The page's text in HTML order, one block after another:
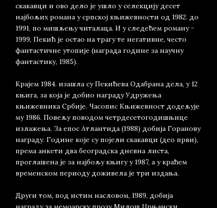
скакавци и ово дело је ушло у селекцију десет
најбољих романа у српској књижевности од 1982. до
1991, по мишљењу читалаца. И у следећем роману −
1999, Пекић је остао на трагу те негативне, често
фантастичне утопије (награда године за научну
фантастику, 1985).
Крајем 1984. изашла су Пекићева Одабрана дела, у 12
књига, за која је добио награду Удружења
књижевника Србије. Часопис Књижевност додељује
му 1986. Повељу поводом четрдесетогодишњице
излажења. За епос Атлантида (1988) добија Горанову
награду. Године које су појели скакавци (део први),
према анкети два београдска дневна листа,
проглашена је за најбољу књигу у 1987, а у краћем
временском периоду доживела је три издања.
Други том, под истим насловом, 1989, добија